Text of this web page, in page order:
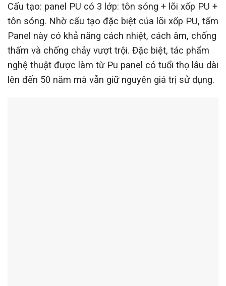
Cấu tạo: panel PU có 3 lớp: tôn sóng + lõi xốp PU +
tôn sóng. Nhờ cấu tạo đặc biệt của lõi xốp PU, tấm
Panel này có khả năng cách nhiệt, cách âm, chống
thấm và chống chảy vượt trội. Đặc biệt, tác phẩm
nghệ thuật được làm từ Pu panel có tuổi thọ lâu dài
lên đến 50 năm mà vẫn giữ nguyên giá trị sử dụng.